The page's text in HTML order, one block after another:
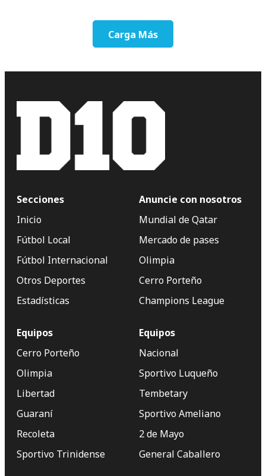
Carga Más
Secciones
Inicio
Fútbol Local
Fútbol Internacional
Otros Deportes
Estadísticas
Anuncie con nosotros
Mundial de Qatar
Mercado de pases
Olimpia
Cerro Porteño
Champions League
Equipos
Cerro Porteño
Olimpia
Libertad
Guaraní
Recoleta
Sportivo Trinidense
Equipos
Nacional
Sportivo Luqueño
Tembetary
Sportivo Ameliano
2 de Mayo
General Caballero